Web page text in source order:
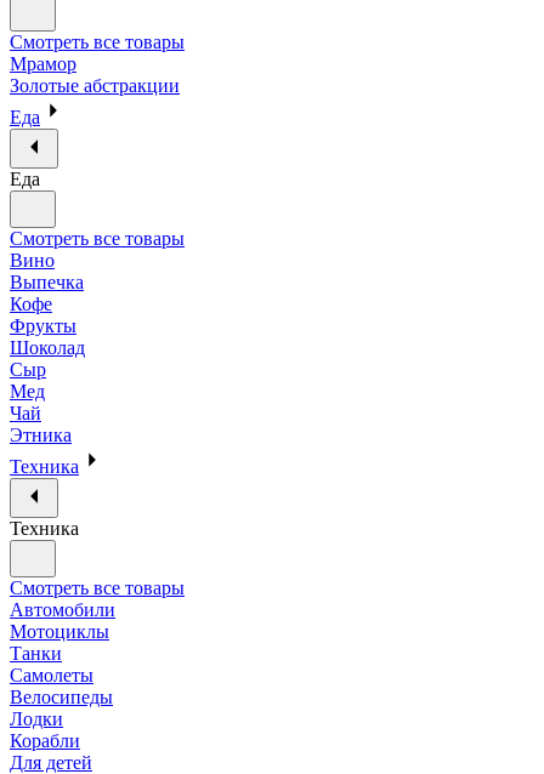
Смотреть все товары
Мрамор
Золотые абстракции
Еда
Еда
Смотреть все товары
Вино
Выпечка
Кофе
Фрукты
Шоколад
Сыр
Мед
Чай
Этника
Техника
Техника
Смотреть все товары
Автомобили
Мотоциклы
Танки
Самолеты
Велосипеды
Лодки
Корабли
Для детей